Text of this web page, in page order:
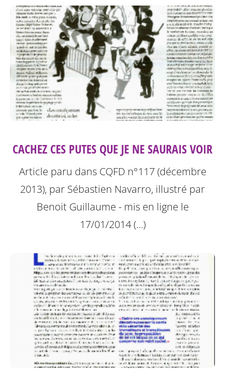
CACHEZ CES PUTES QUE JE NE SAURAIS VOIR
Article paru dans CQFD n°117 (décembre
2013), par Sébastien Navarro, illustré par
Benoit Guillaume - mis en ligne le
17/01/2014 (…)